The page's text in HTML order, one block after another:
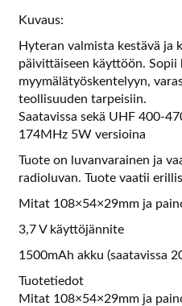
Kuvaus:
Hyteran valmista kestävä ja
päivittäiseen käyttöön. Sopii
myymälätyöskentelyyn,
teollisuuden tarpeisiin.
Saatavissa sekä UHF 400-
174MHz 5W versioina
Tuote on luvanvarainen ja
radioluvan. Tuote vaatii
Mitat 108×54×29mm ja
3,7 V käyttöjännite
1500mAh akku (saatavissa
Tuotetiedot
Mitat 108×54×29mm ja